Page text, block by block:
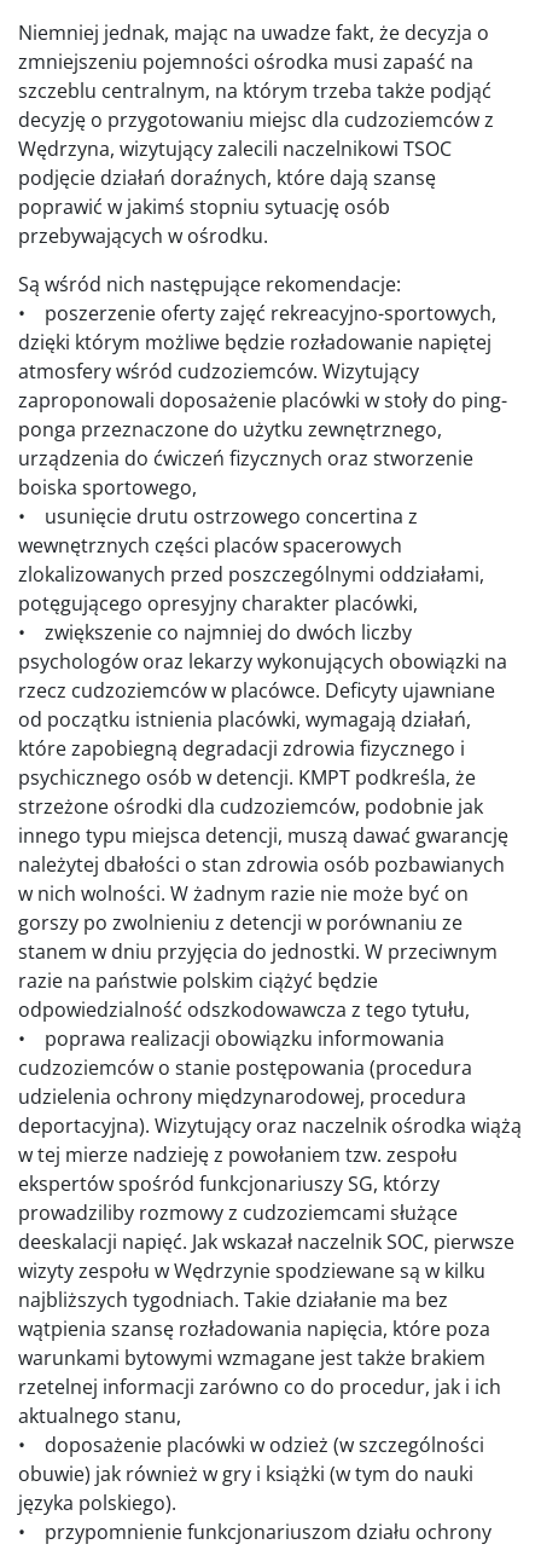
Niemniej jednak, mając na uwadze fakt, że decyzja o
zmniejszeniu pojemności ośrodka musi zapaść na
szczeblu centralnym, na którym trzeba także podjąć
decyzję o przygotowaniu miejsc dla cudzoziemców z
Wędrzyna, wizytujący zalecili naczelnikowi TSOC
podjęcie działań doraźnych, które dają szansę
poprawić w jakimś stopniu sytuację osób
przebywających w ośrodku.
Są wśród nich następujące rekomendacje:
• poszerzenie oferty zajęć rekreacyjno-sportowych,
dzięki którym możliwe będzie rozładowanie napiętej
atmosfery wśród cudzoziemców. Wizytujący
zaproponowali doposażenie placówki w stoły do ping-
ponga przeznaczone do użytku zewnętrznego,
urządzenia do ćwiczeń fizycznych oraz stworzenie
boiska sportowego,
• usunięcie drutu ostrzowego concertina z
wewnętrznych części placów spacerowych
zlokalizowanych przed poszczególnymi oddziałami,
potęgującego opresyjny charakter placówki,
• zwiększenie co najmniej do dwóch liczby
psychologów oraz lekarzy wykonujących obowiązki na
rzecz cudzoziemców w placówce. Deficyty ujawniane
od początku istnienia placówki, wymagają działań,
które zapobiegną degradacji zdrowia fizycznego i
psychicznego osób w detencji. KMPT podkreśla, że
strzeżone ośrodki dla cudzoziemców, podobnie jak
innego typu miejsca detencji, muszą dawać gwarancję
należytej dbałości o stan zdrowia osób pozbawianych
w nich wolności. W żadnym razie nie może być on
gorszy po zwolnieniu z detencji w porównaniu ze
stanem w dniu przyjęcia do jednostki. W przeciwnym
razie na państwie polskim ciążyć będzie
odpowiedzialność odszkodowawcza z tego tytułu,
• poprawa realizacji obowiązku informowania
cudzoziemców o stanie postępowania (procedura
udzielenia ochrony międzynarodowej, procedura
deportacyjna). Wizytujący oraz naczelnik ośrodka wiążą
w tej mierze nadzieję z powołaniem tzw. zespołu
ekspertów spośród funkcjonariuszy SG, którzy
prowadziliby rozmowy z cudzoziemcami służące
deeskalacji napięć. Jak wskazał naczelnik SOC, pierwsze
wizyty zespołu w Wędrzynie spodziewane są w kilku
najbliższych tygodniach. Takie działanie ma bez
wątpienia szansę rozładowania napięcia, które poza
warunkami bytowymi wzmagane jest także brakiem
rzetelnej informacji zarówno co do procedur, jak i ich
aktualnego stanu,
• doposażenie placówki w odzież (w szczególności
obuwie) jak również w gry i książki (w tym do nauki
języka polskiego).
• przypomnienie funkcjonariuszom działu ochrony